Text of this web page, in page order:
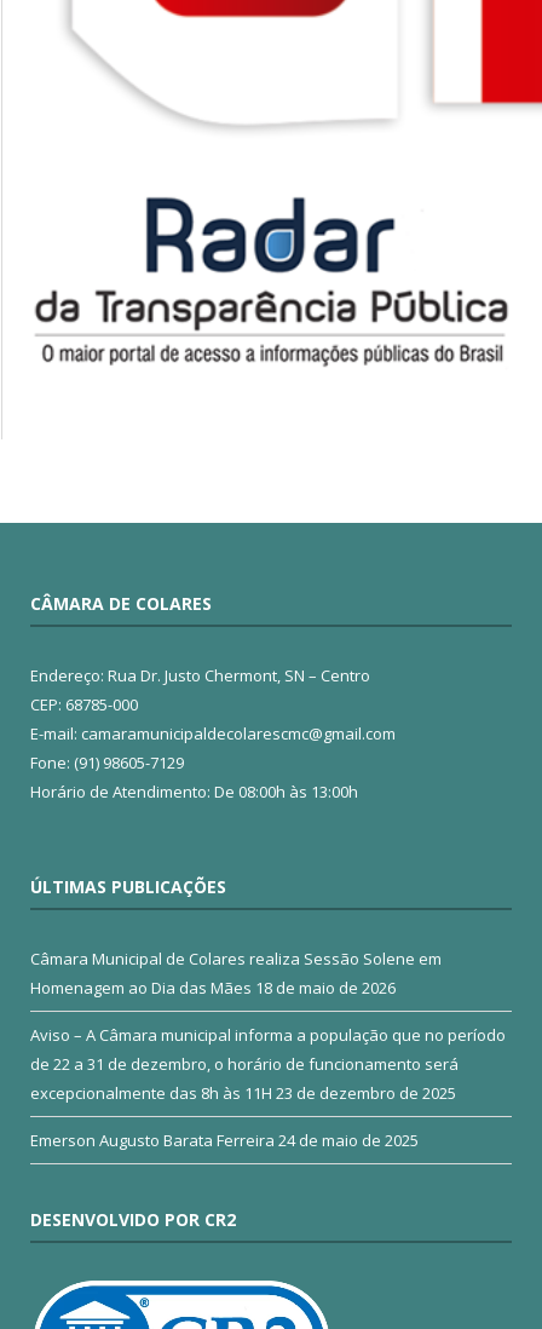
CÂMARA DE COLARES
Endereço: Rua Dr. Justo Chermont, SN – Centro
CEP: 68785-000
E-mail: camaramunicipaldecolarescmc@gmail.com
Fone: (91) 98605-7129
Horário de Atendimento: De 08:00h às 13:00h
ÚLTIMAS PUBLICAÇÕES
Câmara Municipal de Colares realiza Sessão Solene em
Homenagem ao Dia das Mães 18 de maio de 2026
Aviso – A Câmara municipal informa a população que no período
de 22 a 31 de dezembro, o horário de funcionamento será
excepcionalmente das 8h às 11H 23 de dezembro de 2025
Emerson Augusto Barata Ferreira 24 de maio de 2025
DESENVOLVIDO POR CR2